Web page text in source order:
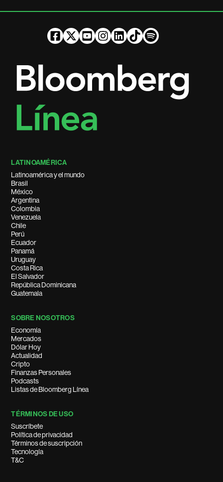
LATINOAMÉRICA
Latinoamérica y el mundo
Brasil
México
Argentina
Colombia
Venezuela
Chile
Perú
Ecuador
Panamá
Uruguay
Costa Rica
El Salvador
República Dominicana
Guatemala
SOBRE NOSOTROS
Economía
Mercados
Dólar Hoy
Actualidad
Cripto
Finanzas Personales
Podcasts
Listas de Bloomberg Línea
TÉRMINOS DE USO
Suscríbete
Política de privacidad
Términos de suscripción
Tecnología
T&C